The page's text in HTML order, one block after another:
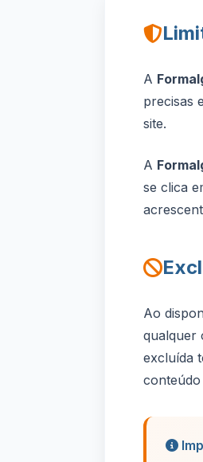
A
precisas
site.
A
se clica
Ao
qualquer
excluída
conteúdo